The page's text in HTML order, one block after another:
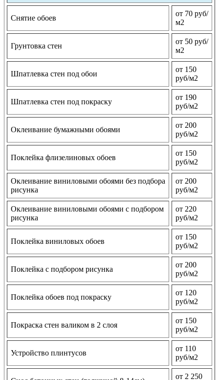
Снятие обоев
от 70 руб/
м2
Грунтовка стен
от 50 руб/
м2
Шпатлевка стен под обои
от 150
руб/м2
Шпатлевка стен под покраску
от 190
руб/м2
Оклеивание бумажными обоями
от 200
руб/м2
Поклейка флизелиновых обоев
от 150
руб/м2
Оклеивание виниловыми обоями без подбора
рисунка
от 200
руб/м2
Оклеивание виниловыми обоями с подбором
рисунка
от 220
руб/м2
Поклейка виниловых обоев
от 150
руб/м2
Поклейка с подбором рисунка
от 200
руб/м2
Поклейка обоев под покраску
от 120
руб/м2
Покраска стен валиком в 2 слоя
от 150
руб/м2
Устройство плинтусов
от 110
руб/м2
от 2 250